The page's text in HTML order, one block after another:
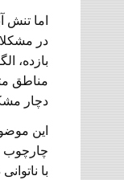
اما تنش
در
بازده،
مناطق
دچار
این
چارچوب
با